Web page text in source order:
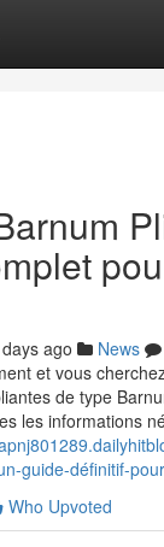
ago News
et vous
de type
les informations
guide-définitif-
Who Upvoted